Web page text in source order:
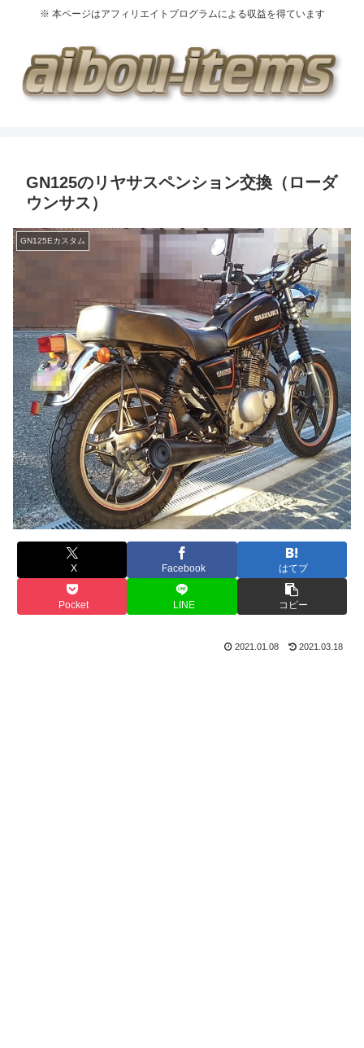
※ 本ページはアフィリエイトプログラムによる収益を得ています
GN125のリヤサスペンション交換（ローダ
ウンサス）
GN125Eカスタム
X Facebook はてブ
Pocket LINE コピー
2021.01.08 2021.03.18